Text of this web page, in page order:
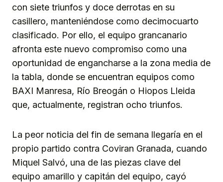
con siete triunfos y doce derrotas en su
casillero, manteniéndose como decimocuarto
clasificado. Por ello, el equipo grancanario
afronta este nuevo compromiso como una
oportunidad de engancharse a la zona media de
la tabla, donde se encuentran equipos como
BAXI Manresa, Río Breogán o Hiopos Lleida
que, actualmente, registran ocho triunfos.
La peor noticia del fin de semana llegaría en el
propio partido contra Coviran Granada, cuando
Miquel Salvó, una de las piezas clave del
equipo amarillo y capitán del equipo, cayó